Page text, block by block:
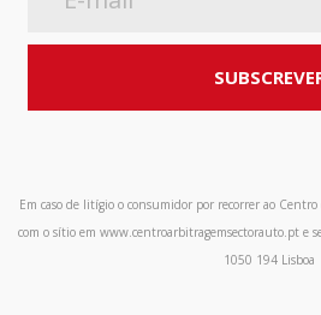
Em caso de litígio o consumidor por recorrer ao
com o sítio em www.centroarbitragemsectorauto.pt e
1050 194 Lisboa